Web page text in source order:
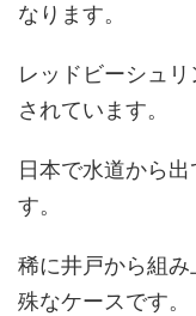
なります。
レッドビーシュ
されています。
日本で水道から
す。
稀に井戸から組
殊なケースです。